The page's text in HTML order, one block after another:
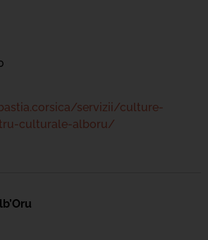
servizii/culture-
culturale-alboru/